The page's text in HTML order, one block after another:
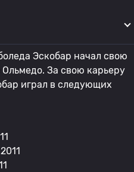
Эскобар начал свою
За свою карьеру
играл в следующих